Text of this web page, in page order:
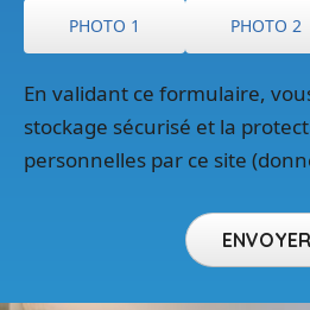
PHOTO 1 PHOTO 2
En validant ce formulaire,
stockage sécurisé et la
personnelles par ce site